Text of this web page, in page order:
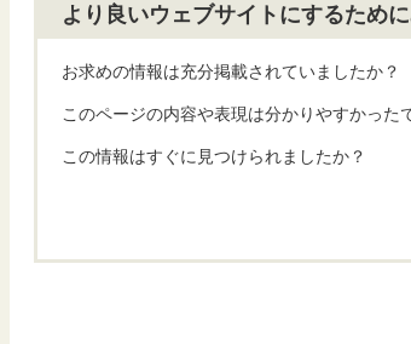
より良いウェブサイトにするため
お求めの情報は充分掲載されていましたか？
このページの内容や表現は分かりやすかった
この情報はすぐに見つけられましたか？